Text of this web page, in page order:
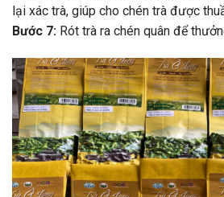
lại xác trà, giúp cho chén trà được
Bước 7: Rót trà ra chén quân để